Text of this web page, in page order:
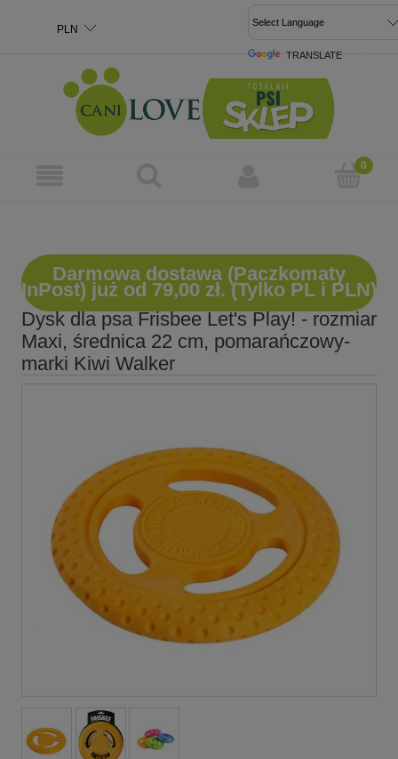
TRANSLATE
Darmowa dostawa (Paczkomaty
InPost) już od 79,00 zł. (Tylko PL i PLN)
Dysk dla psa Frisbee Let's Play! - rozmiar
Maxi, średnica 22 cm, pomarańczowy-
marki Kiwi Walker